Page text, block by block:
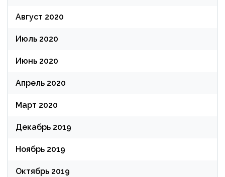
Август 2020
Июль 2020
Июнь 2020
Апрель 2020
Март 2020
Декабрь 2019
Ноябрь 2019
Октябрь 2019